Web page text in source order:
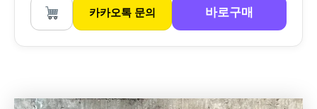
카카오톡 문의 바로구매